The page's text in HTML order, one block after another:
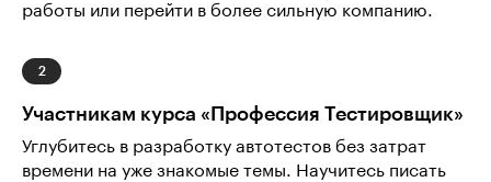
работы или перейти в более сильную компанию.
Участникам курса «Профессия Тестировщик»
Углубитесь в разработку автотестов без затрат
времени на уже знакомые темы. Научитесь писать